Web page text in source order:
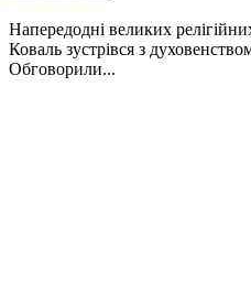
Напередодні великих
Коваль зустрівся з
Обговорили...